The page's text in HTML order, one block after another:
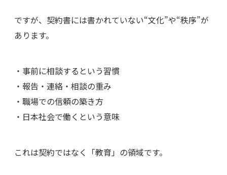
ですが、契約書には書かれていない“文化”や“秩序”が
あります。
・事前に相談するという習慣
・報告・連絡・相談の重み
・職場での信頼の築き方
・日本社会で働くという意味
これは契約ではなく「教育」の領域です。